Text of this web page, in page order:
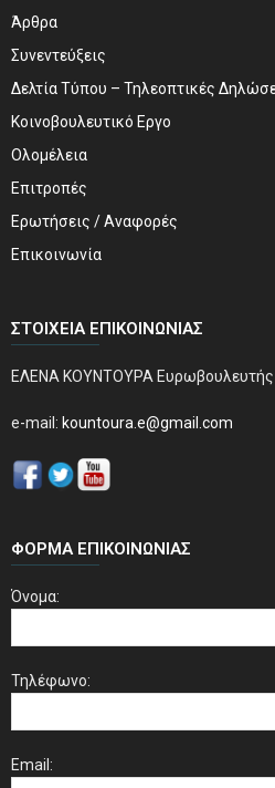
Άρθρα
Συνεντεύξεις
Δελτία Τύπου – Τηλεοπτικές
Κοινοβουλευτικό Εργο
Ολομέλεια
Επιτροπές
Ερωτήσεις / Αναφορές
Επικοινωνία
ΣΤΟΙΧΕΊΑ ΕΠΙΚΟΙΝΩΝΊΑΣ
ΕΛΕΝΑ ΚΟΥΝΤΟΥΡΑ Ευρωβουλευτής
e-mail: kountoura.e@gmail.com
ΦΌΡΜΑ ΕΠΙΚΟΙΝΩΝΊΑΣ
Όνομα:
Τηλέφωνο:
Email: